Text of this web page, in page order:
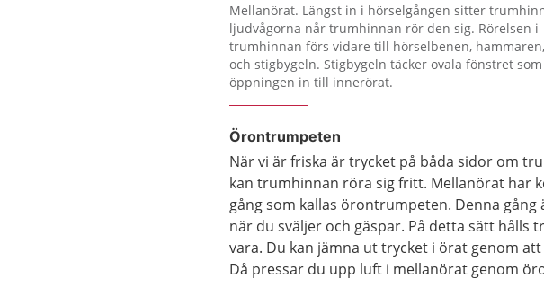
Förstora bilden
Mellanörat. Längst in i hörselgången sitter
ljudvågorna når trumhinnan rör den sig. Rörelsen i
trumhinnan förs vidare till hörselbenen,
och stigbygeln. Stigbygeln täcker ovala fönstret
öppningen in till innerörat.
Örontrumpeten
När vi är friska är trycket på båda sidor om
kan trumhinnan röra sig fritt. Mellanörat har
gång som kallas örontrumpeten. Denna
när du sväljer och gäspar. På detta sätt hålls
vara. Du kan jämna ut trycket i örat genom
Då pressar du upp luft i mellanörat genom